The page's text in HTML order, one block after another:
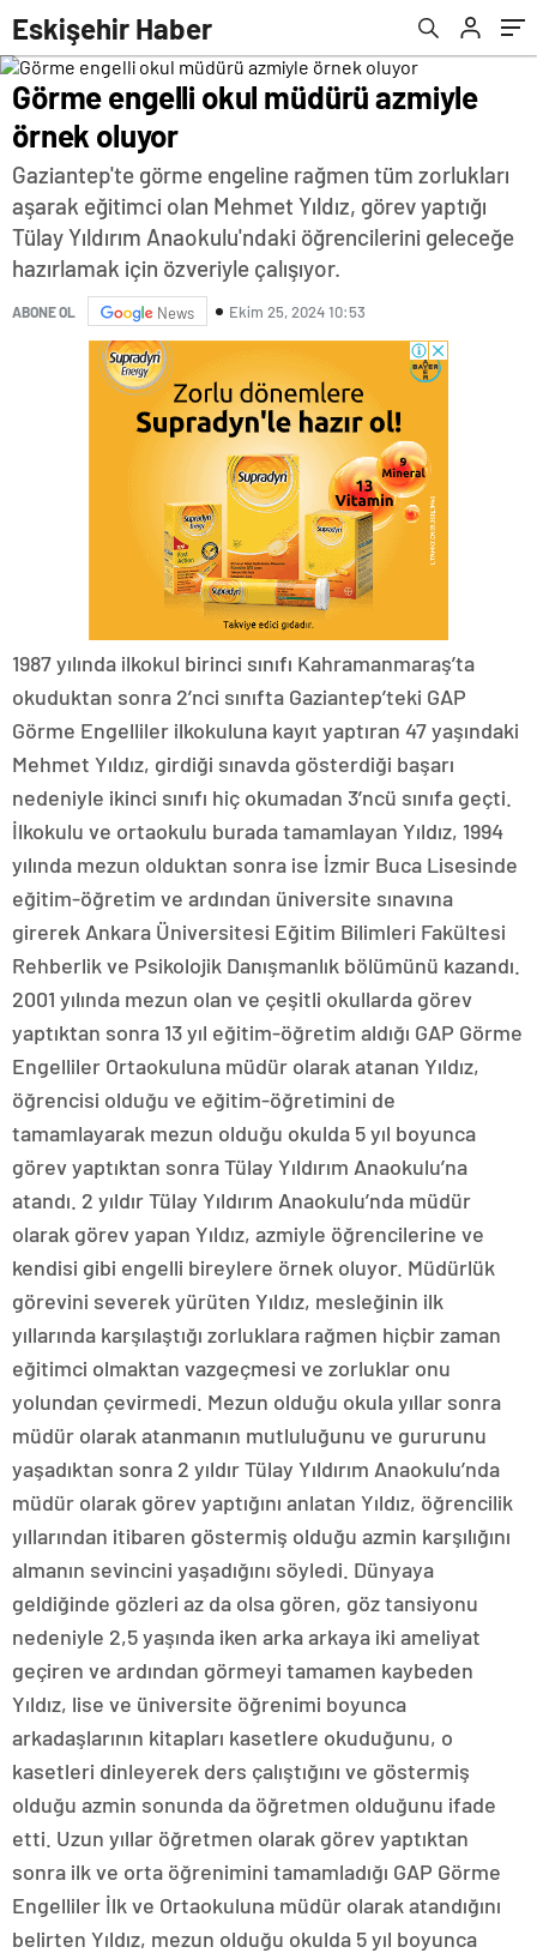
Eskişehir Haber
Görme engelli okul müdürü azmiyle
örnek oluyor
Gaziantep'te görme engeline rağmen tüm zorlukları
aşarak eğitimci olan Mehmet Yıldız, görev yaptığı
Tülay Yıldırım Anaokulu'ndaki öğrencilerini geleceğe
hazırlamak için özveriyle çalışıyor.
ABONE OL News Ekim 25, 2024 10:53
1987 yılında ilkokul birinci sınıfı Kahramanmaraş’ta
okuduktan sonra 2’nci sınıfta Gaziantep’teki GAP
Görme Engelliler ilkokuluna kayıt yaptıran 47 yaşındaki
Mehmet Yıldız, girdiği sınavda gösterdiği başarı
nedeniyle ikinci sınıfı hiç okumadan 3’ncü sınıfa geçti.
İlkokulu ve ortaokulu burada tamamlayan Yıldız, 1994
yılında mezun olduktan sonra ise İzmir Buca Lisesinde
eğitim-öğretim ve ardından üniversite sınavına
girerek Ankara Üniversitesi Eğitim Bilimleri Fakültesi
Rehberlik ve Psikolojik Danışmanlık bölümünü kazandı.
2001 yılında mezun olan ve çeşitli okullarda görev
yaptıktan sonra 13 yıl eğitim-öğretim aldığı GAP Görme
Engelliler Ortaokuluna müdür olarak atanan Yıldız,
öğrencisi olduğu ve eğitim-öğretimini de
tamamlayarak mezun olduğu okulda 5 yıl boyunca
görev yaptıktan sonra Tülay Yıldırım Anaokulu’na
atandı. 2 yıldır Tülay Yıldırım Anaokulu’nda müdür
olarak görev yapan Yıldız, azmiyle öğrencilerine ve
kendisi gibi engelli bireylere örnek oluyor. Müdürlük
görevini severek yürüten Yıldız, mesleğinin ilk
yıllarında karşılaştığı zorluklara rağmen hiçbir zaman
eğitimci olmaktan vazgeçmesi ve zorluklar onu
yolundan çevirmedi. Mezun olduğu okula yıllar sonra
müdür olarak atanmanın mutluluğunu ve gururunu
yaşadıktan sonra 2 yıldır Tülay Yıldırım Anaokulu’nda
müdür olarak görev yaptığını anlatan Yıldız, öğrencilik
yıllarından itibaren göstermiş olduğu azmin karşılığını
almanın sevincini yaşadığını söyledi. Dünyaya
geldiğinde gözleri az da olsa gören, göz tansiyonu
nedeniyle 2,5 yaşında iken arka arkaya iki ameliyat
geçiren ve ardından görmeyi tamamen kaybeden
Yıldız, lise ve üniversite öğrenimi boyunca
arkadaşlarının kitapları kasetlere okuduğunu, o
kasetleri dinleyerek ders çalıştığını ve göstermiş
olduğu azmin sonunda da öğretmen olduğunu ifade
etti. Uzun yıllar öğretmen olarak görev yaptıktan
sonra ilk ve orta öğrenimini tamamladığı GAP Görme
Engelliler İlk ve Ortaokuluna müdür olarak atandığını
belirten Yıldız, mezun olduğu okulda 5 yıl boyunca